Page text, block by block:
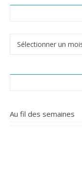
Au fil des semaines